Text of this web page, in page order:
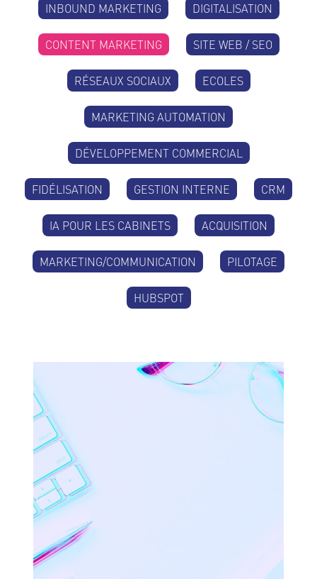
INBOUND MARKETING DIGITALISATION
CONTENT MARKETING SITE WEB / SEO
RÉSEAUX SOCIAUX ECOLES
MARKETING AUTOMATION
DÉVELOPPEMENT COMMERCIAL
FIDÉLISATION GESTION INTERNE CRM
IA POUR LES CABINETS ACQUISITION
MARKETING/COMMUNICATION PILOTAGE
HUBSPOT